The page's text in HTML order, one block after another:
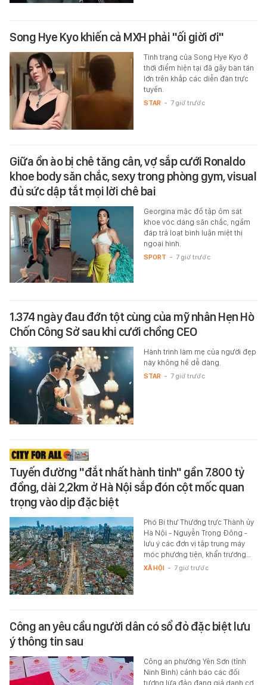
Song Hye Kyo khiến cả MXH phải "ối giời ơi"
Tình trạng của Song Hye Kyo ở
thời điểm hiện tại đã gây bàn tán
lớn trên khắp các diễn đàn trực
tuyến.
STAR - 7 giờ trước
Giữa ồn ào bị chê tăng cân, vợ sắp cưới Ronaldo
khoe body săn chắc, sexy trong phòng gym, visual
đủ sức dập tắt mọi lời chê bai
Georgina mặc đồ tập ôm sát
khoe vóc dáng săn chắc, ngầm
đáp trả loạt bình luận miệt thị
ngoại hình.
SPORT - 7 giờ trước
1.374 ngày đau đớn tột cùng của mỹ nhân Hẹn Hò
Chốn Công Sở sau khi cưới chồng CEO
Hành trình làm mẹ của người đẹp
này không hề dễ dàng.
STAR - 7 giờ trước
Tuyến đường "đắt nhất hành tinh" gần 7.800 tỷ
đồng, dài 2,2km ở Hà Nội sắp đón cột mốc quan
trọng vào dịp đặc biệt
Phó Bí thư Thường trực Thành ủy
Hà Nội - Nguyễn Trọng Đông -
lưu ý các đơn vị tập trung máy
móc phương tiện, khẩn trương…
XÃ HỘI - 7 giờ trước
Công an yêu cầu người dân có sổ đỏ đặc biệt lưu
ý thông tin sau
Công an phường Yên Sơn (tỉnh
Ninh Bình) cảnh báo các đối
tượng lừa đảo đang giả danh cơ